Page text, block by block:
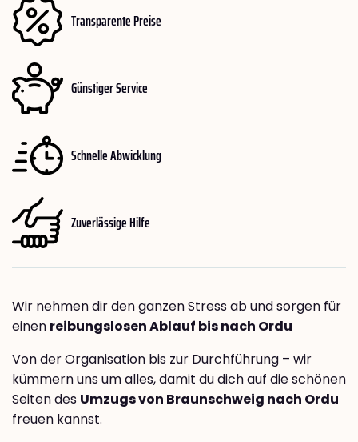
Transparente Preise
Günstiger Service
Schnelle Abwicklung
Zuverlässige Hilfe
Wir nehmen dir den ganzen Stress ab und sorgen für
einen reibungslosen Ablauf bis nach Ordu
Von der Organisation bis zur Durchführung – wir
kümmern uns um alles, damit du dich auf die schönen
Seiten des Umzugs von Braunschweig nach Ordu
freuen kannst.